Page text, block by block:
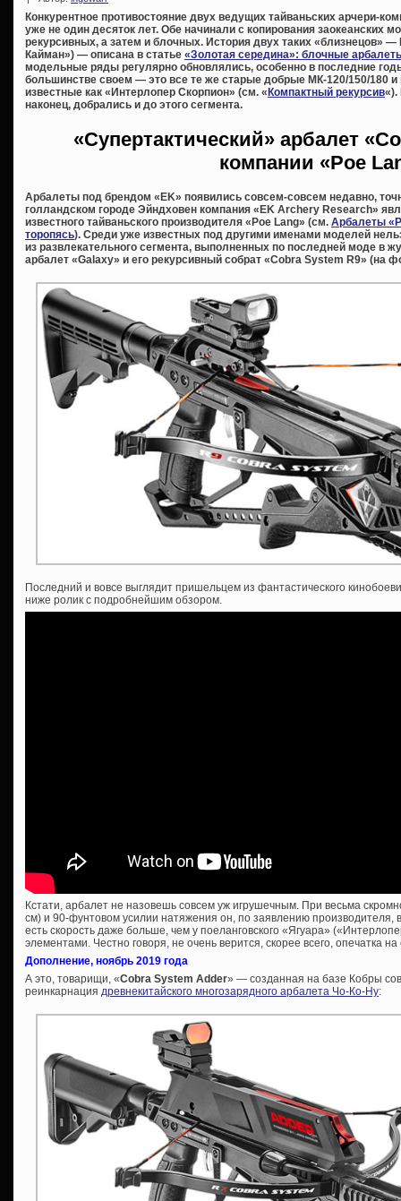
Конкурентное противостояние двух ведущих тайваньских арчери-
уже не один десяток лет. Обе начинали с копирования заокеанских
рекурсивных, а затем и блочных. История двух таких «близнецов»
Кайман») — описана в статье «Золотая середина»: блочные
модельные ряды регулярно обновлялись, особенно в последние
большинстве своем — это все те же старые добрые МК-120/150/180 и
известные как «Интерлопер Скорпион» (см. « Компактный рекурсив«).
наконец, добрались и до этого сегмента.
«Супертактический» арбалет
компании «Poe
Арбалеты под брендом «EK» появились совсем-совсем недавно,
голландском городе Эйндховен компания «EK Archery Research»
известного тайваньского производителя «Poe Lang» (см. Арбалеты
торопясь). Среди уже известных под другими именами моделей
из развлекательного сегмента, выполненных по последней моде в
арбалет «Galaxy» и его рекурсивный собрат «Cobra System R9» (на
Последний и вовсе выглядит пришельцем из фантастического
ниже ролик с подробнейшим обзором.
Кстати, арбалет не назовешь совсем уж игрушечным. При весьма
см) и 90-фунтовом усилии натяжения он, по заявлению производителя,
есть скорость даже больше, чем у поеланговского «Ягуара»
элементами. Честно говоря, не очень верится, скорее всего, опечатка
Дополнение, ноябрь 2019 года
А это, товарищи, «Cobra System Adder» — созданная на базе Кобры
реинкарнация древнекитайского многозарядного арбалета Чо-Ко-Ну: